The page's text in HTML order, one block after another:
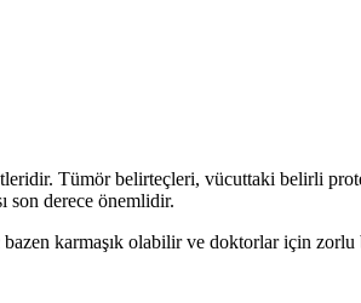
Tümör belirteçleri, vücuttaki belirli
son derece önemlidir.
karmaşık olabilir ve doktorlar için